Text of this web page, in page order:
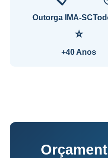
Outorga IMA-SC
⭐
+40 Anos